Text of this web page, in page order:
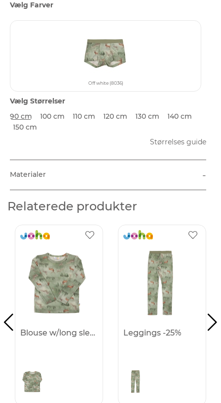
Vælg Farver
Off white (8036)
Vælg Størrelser
90 cm
100 cm 110 cm 120 cm 130 cm
140 cm
150 cm
Størrelses guide
Materialer -
Relaterede produkter
Blouse w/long sleeves -25% Leggings -25%